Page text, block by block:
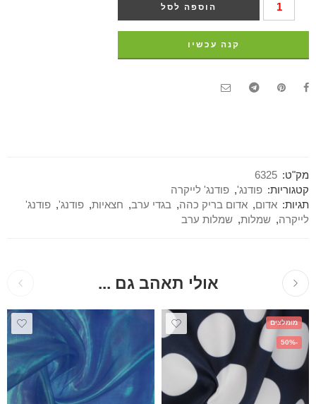
הוספה לסל
קנה עכשיו
מק"ט: 6325
קטגוריות: פודנג', פודנג' לייקרה
תגיות: אדום, אדום בריק כהה, בגדי ערב, חצאיות, פודנג', פודנג'
לייקרה, שמלות, שמלות ערב
אולי תאהב גם ...
מומלצים
-50%